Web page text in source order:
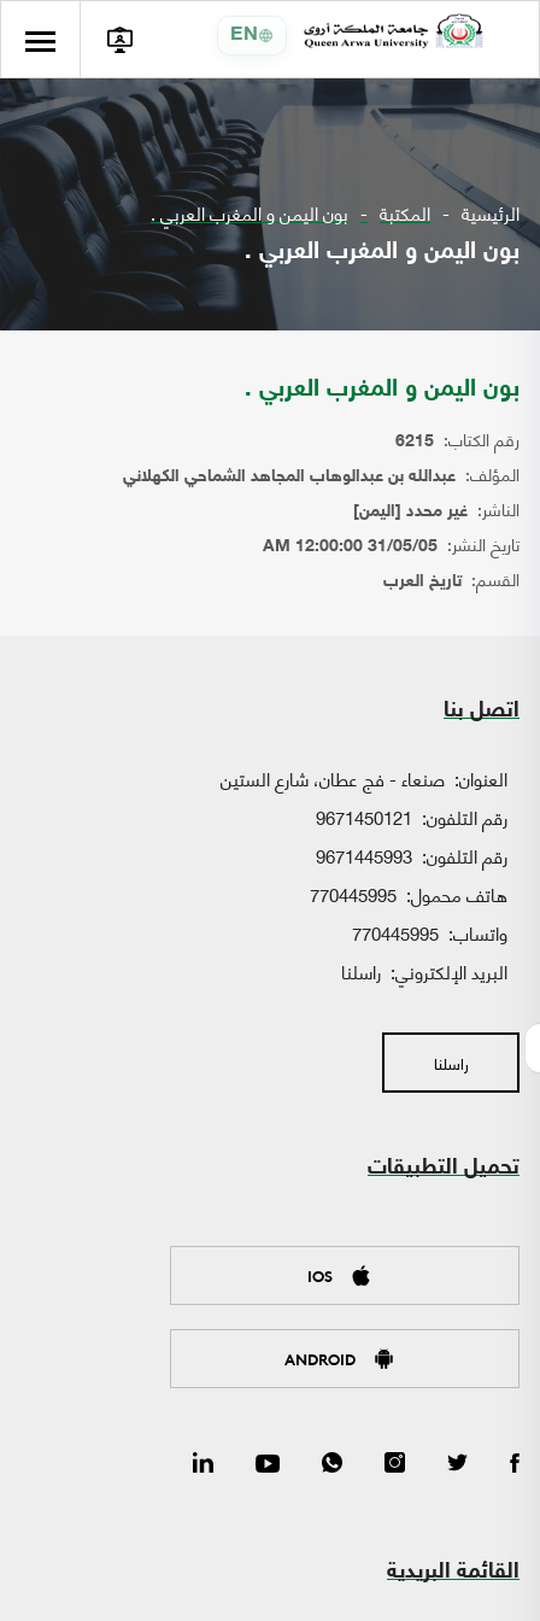
EN
الرئيسية المكتبة بون اليمن و المغرب العربي .
بون اليمن و المغرب العربي .
بون اليمن و المغرب العربي .
رقم الكتاب: 6215
المؤلف: عبدالله بن عبدالوهاب المجاهد الشماحي الكهلاني
الناشر: غير محدد [اليمن]
تاريخ النشر: 31/05/05 12:00:00 AM
القسم:تاريخ العرب
اتصل بنا
العنوان: صنعاء - فج عطان، شارع الستين
رقم التلفون: 9671450121
رقم التلفون: 9671445993
هاتف محمول: 770445995
واتساب:
البريد الإلكتروني: راسلنا
راسلنا
تحميل التطبيقات
IOS
ANDROID
القائمة البريدية